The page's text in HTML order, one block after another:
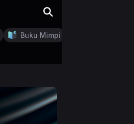
Buku Mimpi